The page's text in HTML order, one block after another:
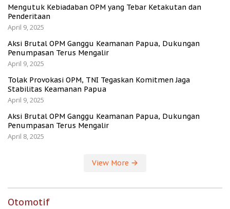
Mengutuk Kebiadaban OPM yang Tebar Ketakutan dan
Penderitaan
April 9, 2025
Aksi Brutal OPM Ganggu Keamanan Papua, Dukungan
Penumpasan Terus Mengalir
April 9, 2025
Tolak Provokasi OPM, TNI Tegaskan Komitmen Jaga
Stabilitas Keamanan Papua
April 9, 2025
Aksi Brutal OPM Ganggu Keamanan Papua, Dukungan
Penumpasan Terus Mengalir
April 8, 2025
View More
Otomotif